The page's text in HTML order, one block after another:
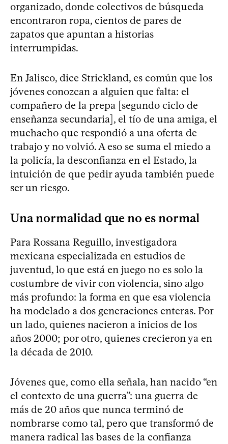
organizado, donde colectivos de búsqueda
encontraron ropa, cientos de pares de
zapatos que apuntan a historias
interrumpidas.
En Jalisco, dice Strickland, es común que los
jóvenes conozcan a alguien que falta: el
compañero de la prepa [segundo ciclo de
enseñanza secundaria], el tío de una amiga, el
muchacho que respondió a una oferta de
trabajo y no volvió. A eso se suma el miedo a
la policía, la desconfianza en el Estado, la
intuición de que pedir ayuda también puede
ser un riesgo.
Una normalidad que no es normal
Para Rossana Reguillo, investigadora
mexicana especializada en estudios de
juventud, lo que está en juego no es solo la
costumbre de vivir con violencia, sino algo
más profundo: la forma en que esa violencia
ha modelado a dos generaciones enteras. Por
un lado, quienes nacieron a inicios de los
años 2000; por otro, quienes crecieron ya en
la década de 2010.
Jóvenes que, como ella señala, han nacido “en
el contexto de una guerra”: una guerra de
más de 20 años que nunca terminó de
nombrarse como tal, pero que transformó de
manera radical las bases de la confianza